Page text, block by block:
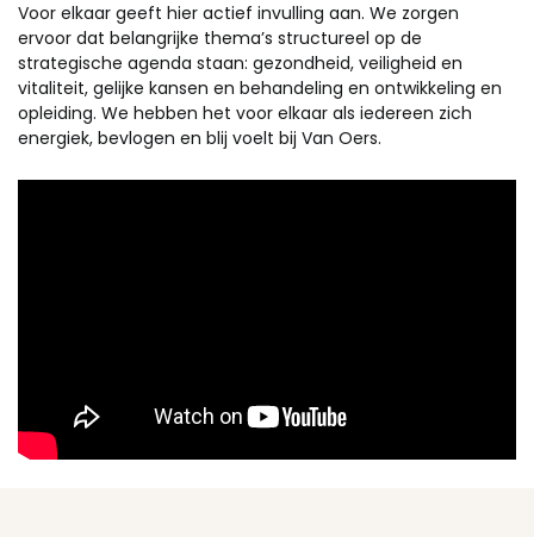
Voor elkaar geeft hier actief invulling aan. We zorgen
ervoor dat belangrijke thema’s structureel op de
strategische agenda staan: gezondheid, veiligheid en
vitaliteit, gelijke kansen en behandeling en ontwikkeling en
opleiding. We hebben het voor elkaar als iedereen zich
energiek, bevlogen en blij voelt bij Van Oers.